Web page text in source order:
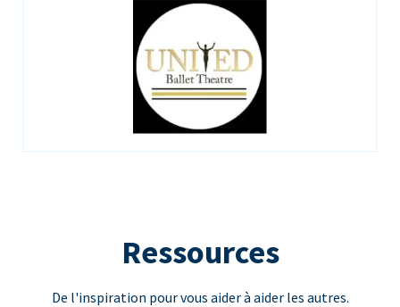
Ressources
De l'inspiration pour vous aider à aider les autres.